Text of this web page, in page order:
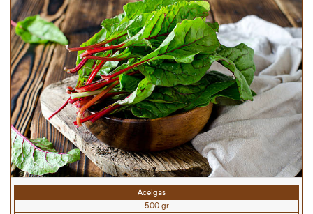
Acelgas
500 gr